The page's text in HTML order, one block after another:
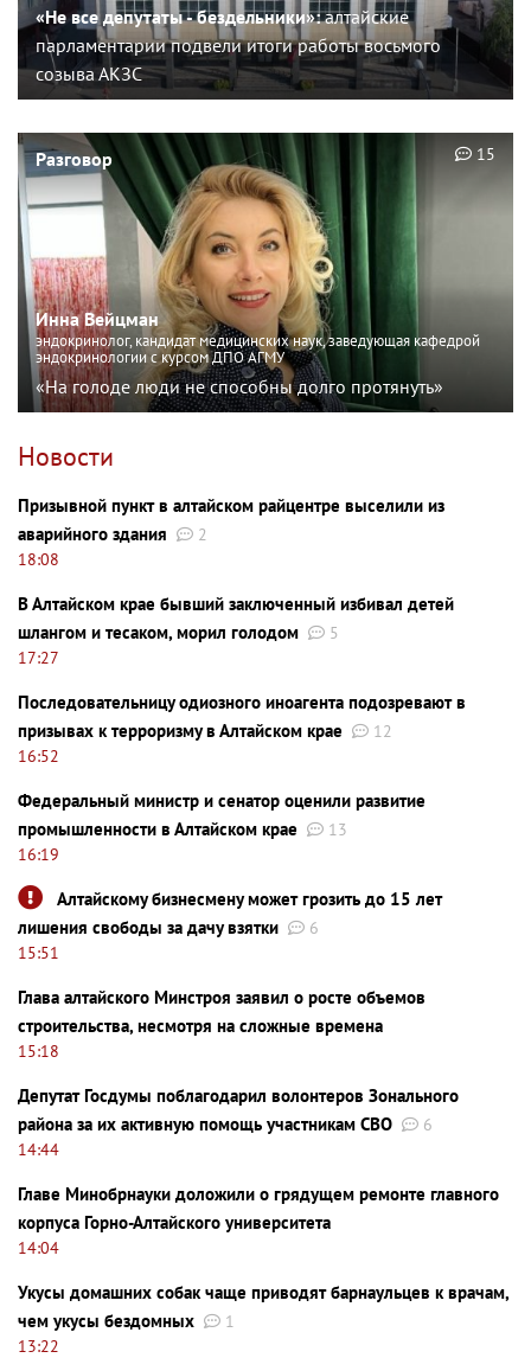
«Не все депутаты - бездельники»:алтайские
парламентарии подвели итоги работы восьмого
созыва АКЗС
Разговор
Инна Вейцман
эндокринолог, кандидат медицинских наук, заведующая кафедрой
эндокринологии с курсом ДПО АГМУ
«На голоде люди не способны долго протянуть»
15
Новости
Призывной пункт в алтайском райцентре выселили из
аварийного здания
2
18:08
В Алтайском крае бывший заключенный избивал детей
шлангом и тесаком, морил голодом
5
17:27
Последовательницу одиозного иноагента подозревают в
призывах к терроризму в Алтайском крае
12
16:52
Федеральный министр и сенатор оценили развитие
промышленности в Алтайском крае
13
16:19
Алтайскому бизнесмену может грозить до 15 лет
лишения свободы за дачу взятки
6
15:51
Глава алтайского Минстроя заявил о росте объемов
строительства, несмотря на сложные времена
15:18
Депутат Госдумы поблагодарил волонтеров Зонального
района за их активную помощь участникам СВО
6
14:44
Главе Минобрнауки доложили о грядущем ремонте главного
корпуса Горно-Алтайского университета
14:04
Укусы домашних собак чаще приводят барнаульцев к врачам,
чем укусы бездомных
1
13:22